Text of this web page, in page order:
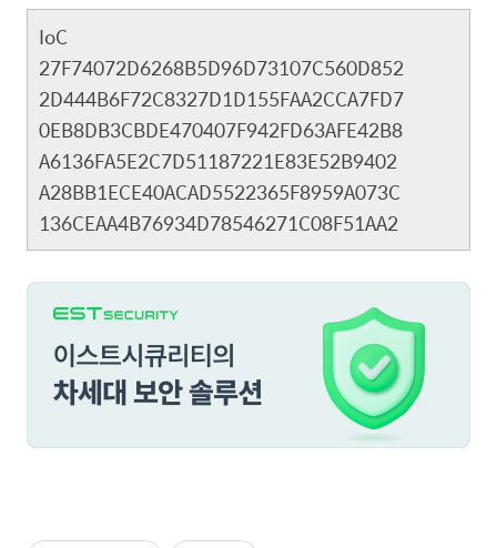
IoC
27F74072D6268B5D96D73107C560D852
2D444B6F72C8327D1D155FAA2CCA7FD7
0EB8DB3CBDE470407F942FD63AFE42B8
A6136FA5E2C7D51187221E83E52B9402
A28BB1ECE40ACAD5522365F8959A073C
136CEAA4B76934D78546271C08F51AA2